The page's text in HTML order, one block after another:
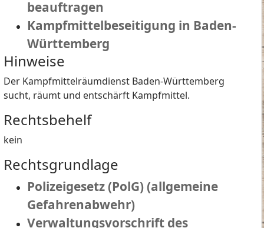
beauftragen
Kampfmittelbeseitigung in Baden-
Württemberg
Hinweise
Der Kampfmittelräumdienst Baden-Württemberg
sucht, räumt und entschärft Kampfmittel.
Rechtsbehelf
kein
Rechtsgrundlage
Polizeigesetz (PolG) (allgemeine
Gefahrenabwehr)
Verwaltungsvorschrift des